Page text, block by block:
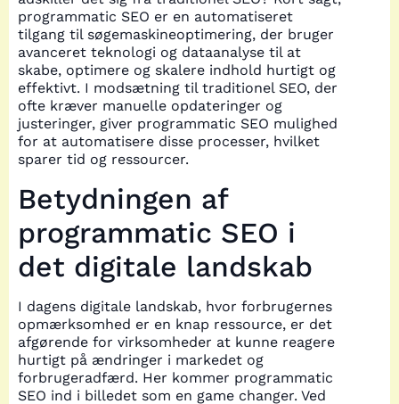
programmatic SEO er en automatiseret
tilgang til søgemaskineoptimering, der bruger
avanceret teknologi og dataanalyse til at
skabe, optimere og skalere indhold hurtigt og
effektivt. I modsætning til traditionel SEO, der
ofte kræver manuelle opdateringer og
justeringer, giver programmatic SEO mulighed
for at automatisere disse processer, hvilket
sparer tid og ressourcer.
Betydningen af
programmatic SEO i
det digitale landskab
I dagens digitale landskab, hvor forbrugernes
opmærksomhed er en knap ressource, er det
afgørende for virksomheder at kunne reagere
hurtigt på ændringer i markedet og
forbrugeradfærd. Her kommer programmatic
SEO ind i billedet som en game changer. Ved